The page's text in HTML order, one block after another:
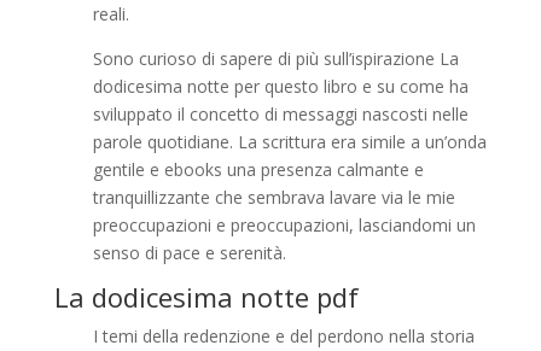
reali.
Sono curioso di sapere di più sull’ispirazione La
dodicesima notte per questo libro e su come ha
sviluppato il concetto di messaggi nascosti nelle
parole quotidiane. La scrittura era simile a un’onda
gentile e ebooks una presenza calmante e
tranquillizzante che sembrava lavare via le mie
preoccupazioni e preoccupazioni, lasciandomi un
senso di pace e serenità.
La dodicesima notte pdf
I temi della redenzione e del perdono nella storia